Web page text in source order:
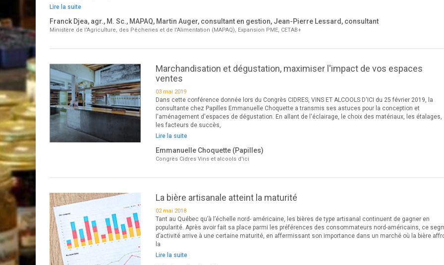
Lire la suite
Franck Djea, agr., M. Sc., MAPAQ, Martin Auger, consultant en gestion, Jean-Pierre Lessard, consultant
Ministère de l'Agriculture, des Pêcheries et de l'Alimentation (MAPAQ), Expansion PME, CETAB+
Marchandisation et dégustation, maximiser l'impact de vos espaces
ventes
03 mai 2019
Dans cette conférence donnée lors du Congrès CIDRES, VINS ET ALCOOLS D'ICI du 25 février 2019, la
consultante chez Papilles Emmanuelle Choquette a transmis ses astuces pour la conception et
l'aménagement d'espaces de dégustation. En allant de l'éclairage, le choix des matériaux, les étalages,
les facteurs de succès,
Lire la suite
Emmanuelle Choquette (Papilles)
Congrès Cidres Vins et alcools d'ici
La bière artisanale atteint la maturité
02 mai 2018
Tant au Québec qu’à l’échelle nord- américaine, les bières de type artisanal continuent de gagner en
popularité. Après avoir fait sa place parmi les préférences des consommateurs nord-américains, ce
d’activité arrive à une certaine maturité, en affermissant son importance dans un marché où la bière
la
Lire la suite